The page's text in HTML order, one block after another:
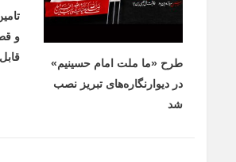
طرح «ما ملت امام حسینیم»
در دیوارنگاره‌های تبریز نصب
شد
و